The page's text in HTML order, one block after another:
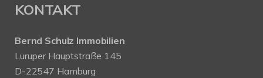
KONTAKT
Bernd Schulz Immobilien
Luruper Hauptstraße 145
D-22547 Hamburg